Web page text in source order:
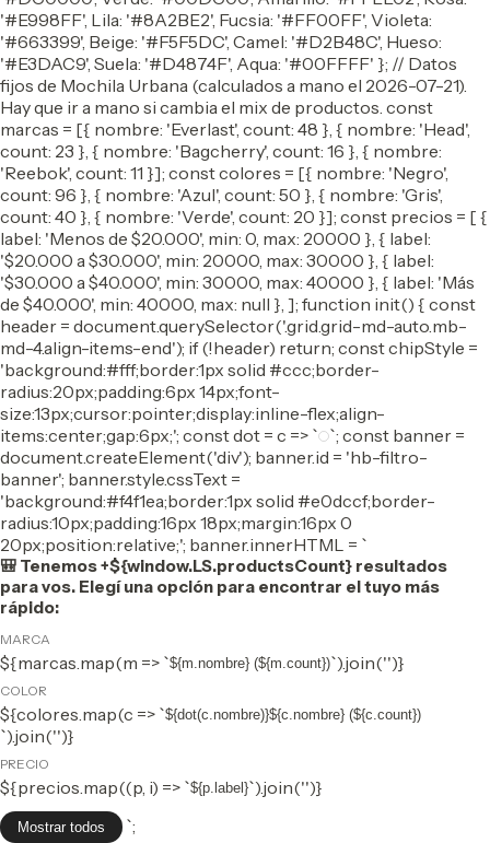
'#E998FF', Lila: '#8A2BE2', Fucsia: '#FF00FF', Violeta:
'#663399', Beige: '#F5F5DC', Camel: '#D2B48C', Hueso:
'#E3DAC9', Suela: '#D4874F', Aqua: '#00FFFF' }; // Datos
fijos de Mochila Urbana (calculados a mano el 2026-07-21).
Hay que ir a mano si cambia el mix de productos. const
marcas = [{ nombre: 'Everlast', count: 48 }, { nombre: 'Head',
count: 23 }, { nombre: 'Bagcherry', count: 16 }, { nombre:
'Reebok', count: 11 }]; const colores = [{ nombre: 'Negro',
count: 96 }, { nombre: 'Azul', count: 50 }, { nombre: 'Gris',
count: 40 }, { nombre: 'Verde', count: 20 }]; const precios = [ {
label: 'Menos de $20.000', min: 0, max: 20000 }, { label:
'$20.000 a $30.000', min: 20000, max: 30000 }, { label:
'$30.000 a $40.000', min: 30000, max: 40000 }, { label: 'Más
de $40.000', min: 40000, max: null }, ]; function init() { const
header = document.querySelector('.grid.grid-md-auto.mb-
md-4.align-items-end'); if (!header) return; const chipStyle =
'background:#fff;border:1px solid #ccc;border-
radius:20px;padding:6px 14px;font-
size:13px;cursor:pointer;display:inline-flex;align-
items:center;gap:6px;'; const dot = c => ` `; const banner =
document.createElement('div'); banner.id = 'hb-filtro-
banner'; banner.style.cssText =
'background:#f4f1ea;border:1px solid #e0dccf;border-
radius:10px;padding:16px 18px;margin:16px 0
20px;position:relative;'; banner.innerHTML = `
🎒 Tenemos +${window.LS.productsCount} resultados
para vos. Elegí una opción para encontrar el tuyo más
rápido:
MARCA
${marcas.map(m => `${m.nombre} (${m.count})`).join('')}
COLOR
${colores.map(c => `${dot(c.nombre)}${c.nombre} (${c.count})
`).join('')}
PRECIO
${precios.map((p, i) => `${p.label}`).join('')}
Mostrar todos `;